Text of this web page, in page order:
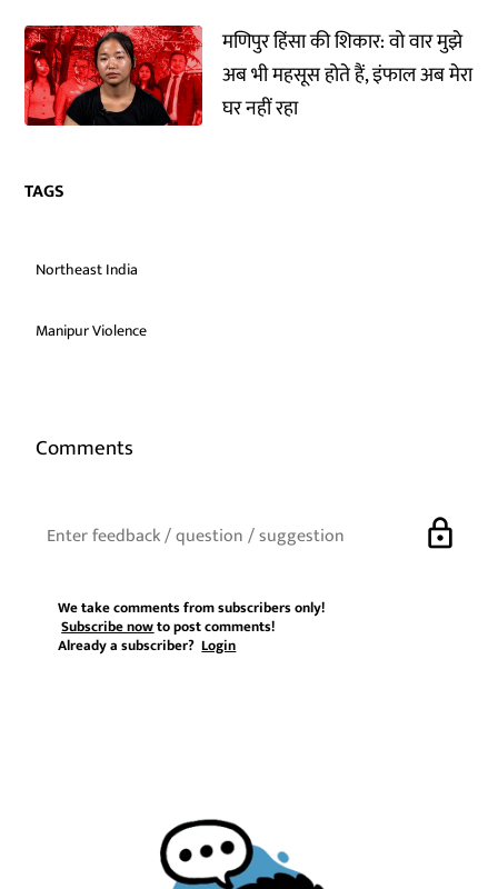
मणिपुर हिंसा की शिकार: वो वार मुझे
अब भी महसूस होते हैं, इंफाल अब मेरा
घर नहीं रहा
TAGS
Northeast India
Manipur Violence
Comments
lock
We take comments from subscribers only!
Subscribe nowto post comments!
Already a subscriber?Login